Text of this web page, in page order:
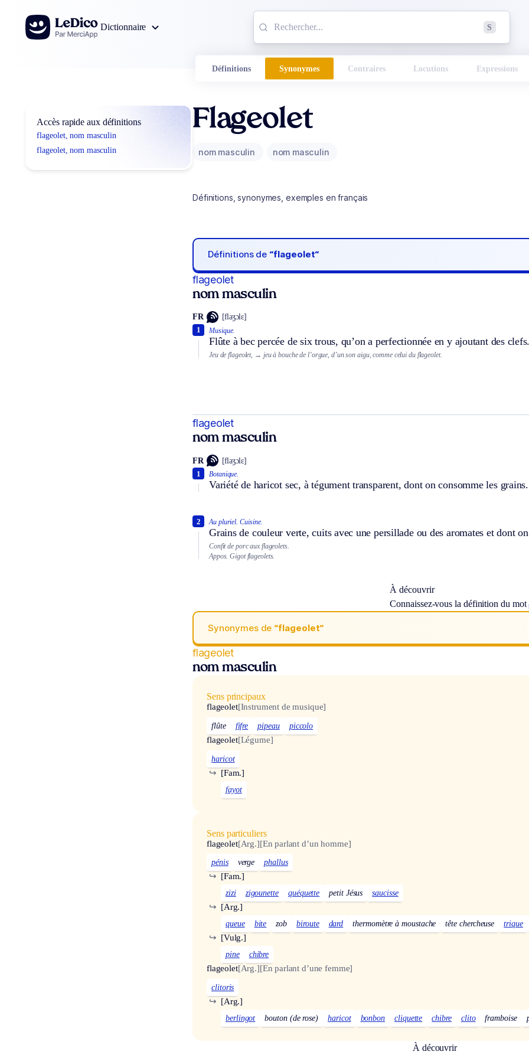
Aller au contenu
Dictionnaire
S
Définitions Synonymes Contraires Locutions Expressions
Accès rapide aux définitions
flageolet, nom masculin
flageolet, nom masculin
Flageolet
nom masculin nom masculin
Définitions, synonymes, exemples en français
Définitions de “flageolet“
flageolet
nom masculin
FR [flaʒɔlɛ]
Musique.
Flûte à bec percée de six trous, qu’on a perfectionnée en y ajoutant des
1
Jeu de flageolet, → jeu à bouche de l’orgue, d’un son aigu, comme celui du flageolet.
flageolet
nom masculin
FR [flaʒɔlɛ]
Botanique.
Variété de haricot sec, à tégument transparent, dont on consomme les grains.
1
Au pluriel. Cuisine.
Grains de couleur verte, cuits avec une persillade ou des aromates et dont
2
Confit de porc aux flageolets.
Appos. Gigot flageolets.
À découvrir
Connaissez-vous la définition du mot
Synonymes de “flageolet“
flageolet
nom masculin
Sens principaux
flageolet[Instrument de musique]
flûte fifre pipeau piccolo
flageolet[Légume]
haricot
[Fam.]
↪
fayot
Sens particuliers
flageolet[Arg.][En parlant d’un homme]
pénis verge phallus
[Fam.]
↪
zizi zigounette quéquette petit Jésus saucisse
[Arg.]
↪
queue bite zob biroute dard thermomètre à moustache tête chercheuse trique
[Vulg.]
↪
pine chibre
flageolet[Arg.][En parlant d’une femme]
clitoris
[Arg.]
↪
berlingot bouton (de rose) haricot bonbon cliquette chibre clito framboise
À découvrir